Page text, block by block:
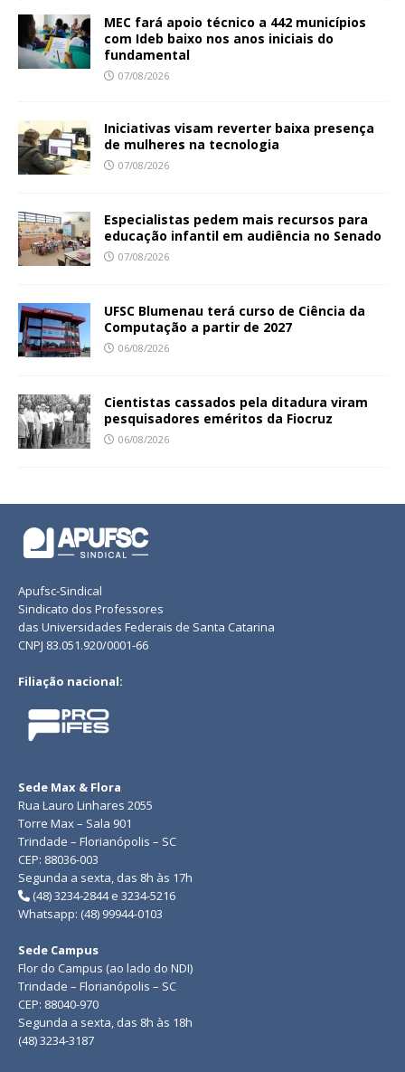
MEC fará apoio técnico a 442 municípios
com Ideb baixo nos anos iniciais do
fundamental
07/08/2026
Iniciativas visam reverter baixa presença
de mulheres na tecnologia
07/08/2026
Especialistas pedem mais recursos para
educação infantil em audiência no Senado
07/08/2026
UFSC Blumenau terá curso de Ciência da
Computação a partir de 2027
06/08/2026
Cientistas cassados pela ditadura viram
pesquisadores eméritos da Fiocruz
06/08/2026
Apufsc-Sindical
Sindicato dos Professores
das Universidades Federais de Santa Catarina
CNPJ 83.051.920/0001-66
Filiação nacional:
Sede Max & Flora
Rua Lauro Linhares 2055
Torre Max – Sala 901
Trindade – Florianópolis – SC
CEP: 88036-003
Segunda a sexta, das 8h às 17h
(48) 3234-2844 e 3234-5216
Whatsapp: (48) 99944-0103
Sede Campus
Flor do Campus (ao lado do NDI)
Trindade – Florianópolis – SC
CEP: 88040-970
Segunda a sexta, das 8h às 18h
(48) 3234-3187